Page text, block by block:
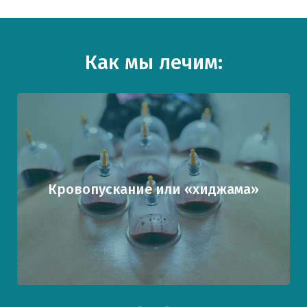
Как мы лечим:
Кровопускание или «хиджама»